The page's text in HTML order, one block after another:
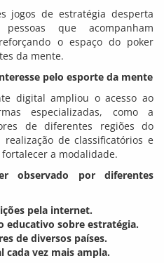
jogos de estratégia desperta
que acompanham
o espaço do poker
da mente.
pelo esporte da mente
digital ampliou o acesso ao
especializadas, como a
de diferentes regiões do
de classificatórios e
a modalidade.
observado por diferentes
pela internet.
educativo sobre estratégia.
de diversos países.
vez mais ampla.